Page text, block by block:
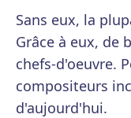
Sans eux, la
Grâce à eux, de
chefs-d'oeuvre.
compositeurs
d'aujourd'hui.